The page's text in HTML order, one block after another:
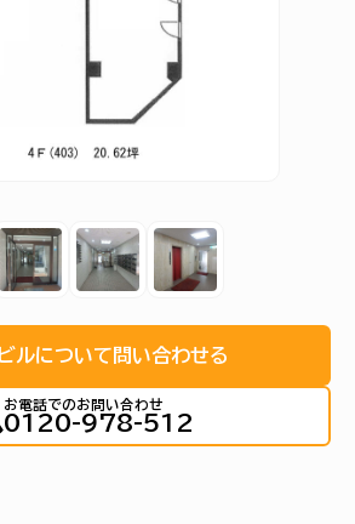
ルについて問い合わせる
お電話でのお問い合わせ
0120-978-512